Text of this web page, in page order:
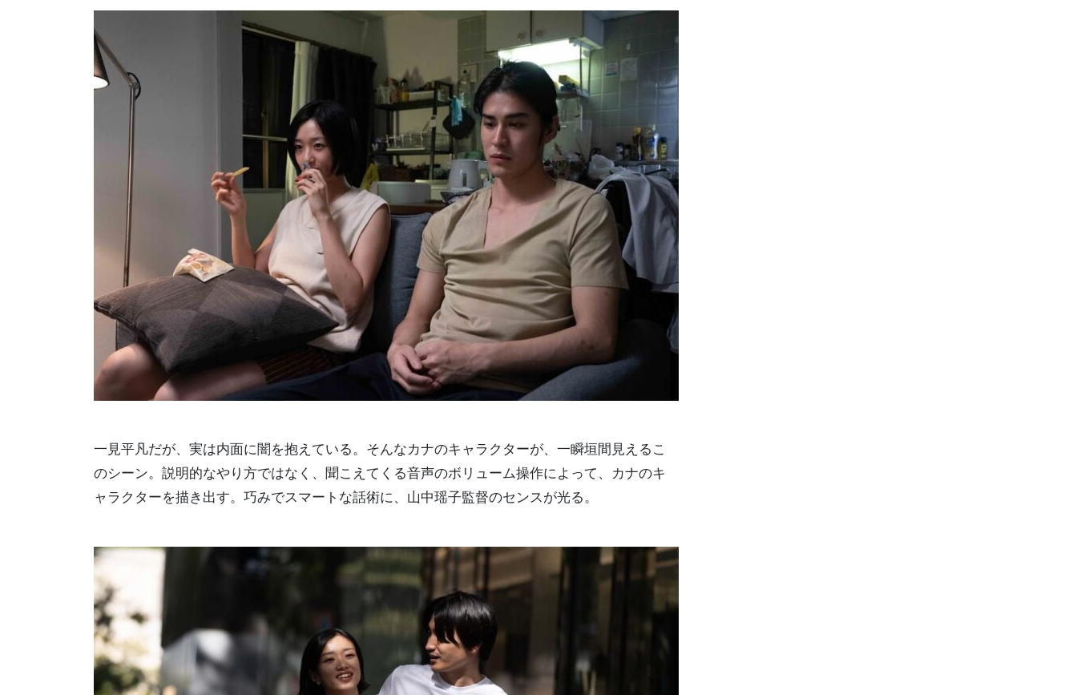
一見平凡だが、実は内面に闇を抱えている。そんなカナのキャラクターが、一瞬垣間見えるこ
のシーン。説明的なやり方ではなく、聞こえてくる音声のボリューム操作によって、カナのキ
ャラクターを描き出す。巧みでスマートな話術に、山中瑶子監督のセンスが光る。